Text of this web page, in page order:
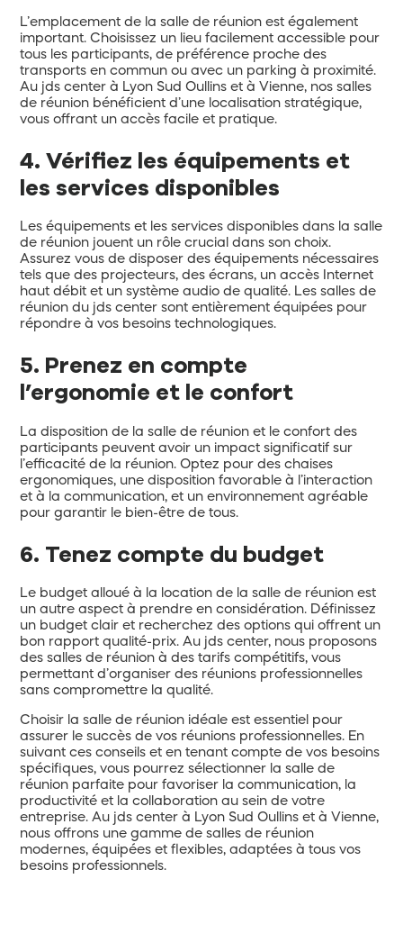
L’emplacement de la salle de réunion est également
important. Choisissez un lieu facilement accessible pour
tous les participants, de préférence proche des
transports en commun ou avec un parking à proximité.
Au jds center à Lyon Sud Oullins et à Vienne, nos salles
de réunion bénéficient d’une localisation stratégique,
vous offrant un accès facile et pratique.
4. Vérifiez les équipements et
les services disponibles
Les équipements et les services disponibles dans la salle
de réunion jouent un rôle crucial dans son choix.
Assurez vous de disposer des équipements nécessaires
tels que des projecteurs, des écrans, un accès Internet
haut débit et un système audio de qualité. Les salles de
réunion du jds center sont entièrement équipées pour
répondre à vos besoins technologiques.
5. Prenez en compte
l’ergonomie et le confort
La disposition de la salle de réunion et le confort des
participants peuvent avoir un impact significatif sur
l’efficacité de la réunion. Optez pour des chaises
ergonomiques, une disposition favorable à l’interaction
et à la communication, et un environnement agréable
pour garantir le bien-être de tous.
6. Tenez compte du budget
Le budget alloué à la location de la salle de réunion est
un autre aspect à prendre en considération. Définissez
un budget clair et recherchez des options qui offrent un
bon rapport qualité-prix. Au jds center, nous proposons
des salles de réunion à des tarifs compétitifs, vous
permettant d’organiser des réunions professionnelles
sans compromettre la qualité.
Choisir la salle de réunion idéale est essentiel pour
assurer le succès de vos réunions professionnelles. En
suivant ces conseils et en tenant compte de vos besoins
spécifiques, vous pourrez sélectionner la salle de
réunion parfaite pour favoriser la communication, la
productivité et la collaboration au sein de votre
entreprise. Au jds center à Lyon Sud Oullins et à Vienne,
nous offrons une gamme de salles de réunion
modernes, équipées et flexibles, adaptées à tous vos
besoins professionnels.